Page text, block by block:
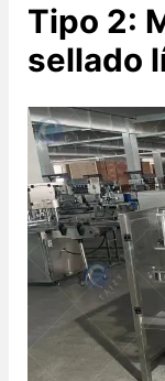
Tipo 2:
sellado